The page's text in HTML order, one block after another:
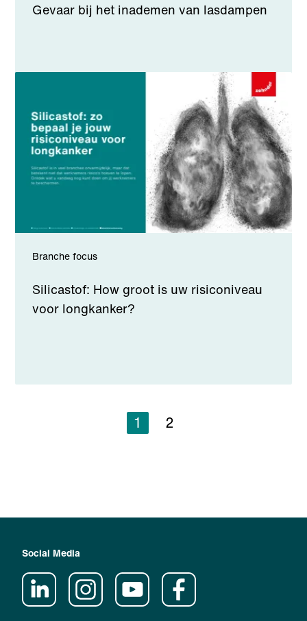
Gevaar bij het inademen van lasdampen
Branche focus
Silicastof: How groot is uw risiconiveau
voor longkanker?
1 2
Social Media